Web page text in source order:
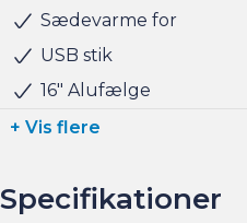
Sædevarme for
USB stik
16" Alufælge
+ Vis flere
Specifikationer